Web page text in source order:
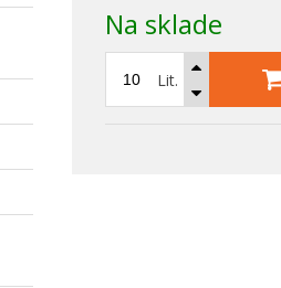
Na sklade
Lit.